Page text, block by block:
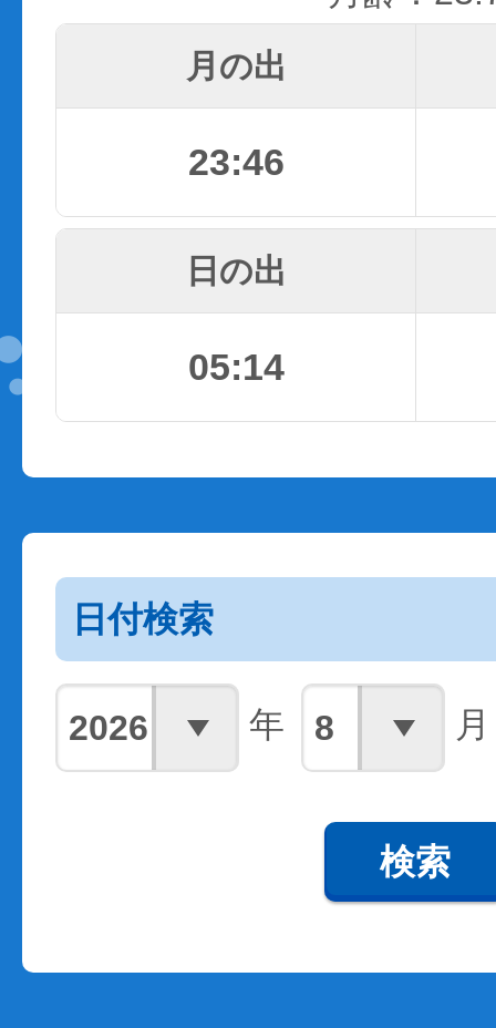
月の出
23:46
日の出
05:14
日付検索
年 月
検索